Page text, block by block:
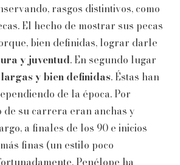
rasgos distintivos, como
El hecho de mostrar sus pecas
bien definidas, lograr darle
y juventud. En segundo lugar
y bien definidas. Éstas han
de la época. Por
de su carrera eran anchas y
a finales de los 90 e inicios
finas (un estilo poco